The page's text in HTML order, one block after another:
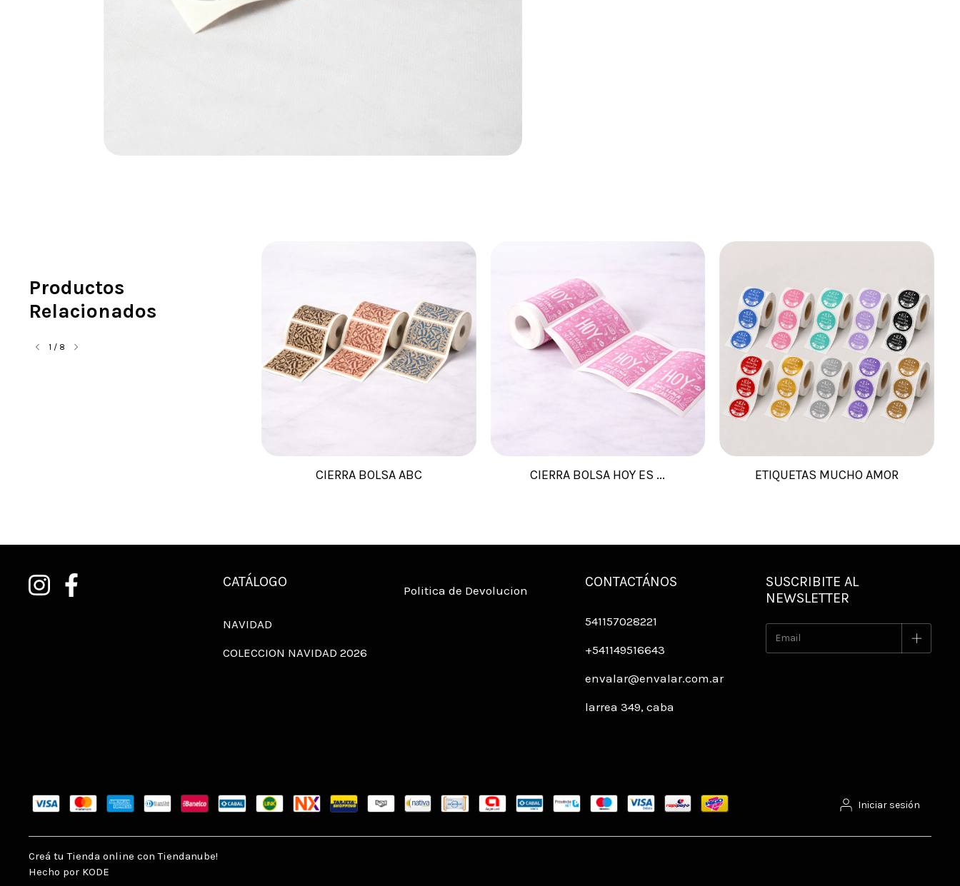
Productos
Relacionados
1 / 8
CIERRA BOLSA ABC CIERRA BOLSA HOY ES ... ETIQUETAS MUCHO AMOR
CATÁLOGO
NAVIDAD
COLECCION NAVIDAD 2026
Politica de Devolucion
CONTACTÁNOS
541157028221
+541149516643
envalar@envalar.com.ar
larrea 349, caba
SUSCRIBITE AL
NEWSLETTER
Iniciar sesión
Creá tu Tienda online con Tiendanube!
Hecho por KODE